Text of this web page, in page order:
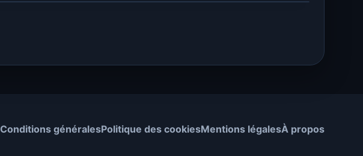
Conditions généralesPolitique des cookiesMentions légalesÀ propos